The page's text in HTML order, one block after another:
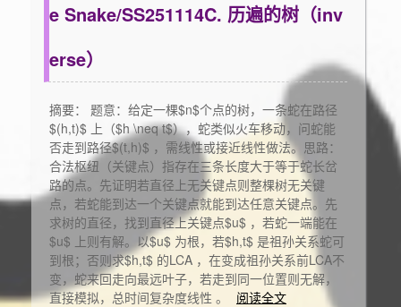
e Snake/SS251114C. 历遍的树（inv
erse）
摘要： 题意：给定一棵$n$个点的树，一条蛇在路径
$(h,t)$ 上（$h \neq t$），蛇类似火车移动，问蛇能
否走到路径$(t,h)$ ，需线性或接近线性做法。思路：
合法枢纽（关键点）指存在三条长度大于等于蛇长岔
路的点。先证明若直径上无关键点则整棵树无关键
点，若蛇能到达一个关键点就能到达任意关键点。先
求树的直径，找到直径上关键点$u$ ，若蛇一端能在
$u$ 上则有解。以$u$ 为根，若$h,t$ 是祖孙关系蛇可
到根；否则求$h,t$ 的LCA ，在变成祖孙关系前LCA不
变，蛇来回走向最远叶子，若走到同一位置则无解，
直接模拟，总时间复杂度线性 。
阅读全文